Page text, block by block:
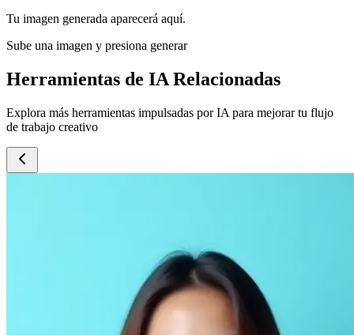
Tu imagen generada aparecerá aquí.
Sube una imagen y presiona generar
Herramientas de IA Relacionadas
Explora más herramientas impulsadas por IA para mejorar tu flujo
de trabajo creativo